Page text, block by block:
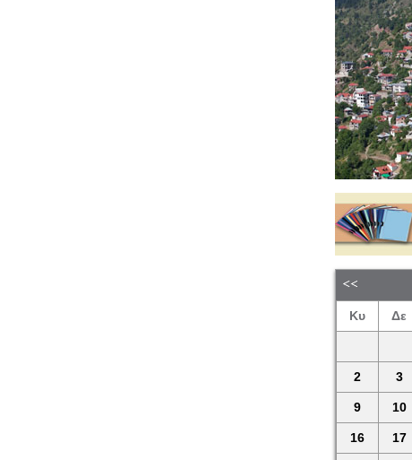
Κυ Δε
2 3
9 10
16 17